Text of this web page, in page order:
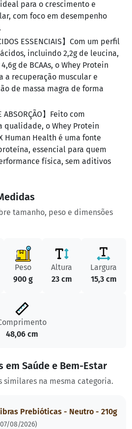
para o crescimento e
com foco em desempenho
ESSENCIAIS】Com um perfil
incluindo 2,2g de leucina,
de BCAAs, o Whey Protein
a recuperação muscular e
de massa magra de forma
ABSORÇÃO】Feito com
qualidade, o Whey Protein
Human Health é uma fonte
essencial para quem
física, sem aditivos
tamanho, peso e dimensões
Peso
900 g
Altura
23 cm
Largura
15,3 cm
48,06 cm
em Saúde e Bem-Estar
similares na mesma categoria.
Prebióticas - Neutro - 210g
08/2026)